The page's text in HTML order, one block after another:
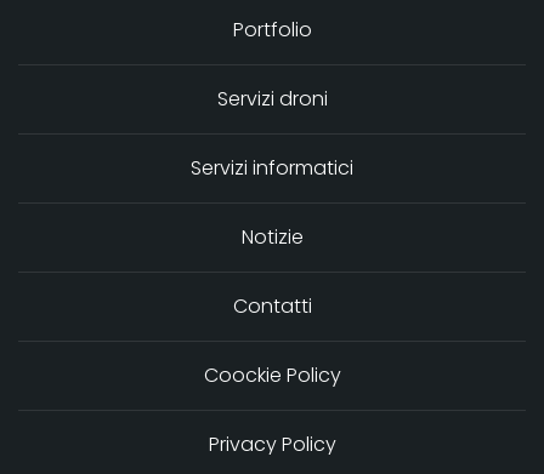
Portfolio
Servizi droni
Servizi informatici
Notizie
Contatti
Coockie Policy
Privacy Policy